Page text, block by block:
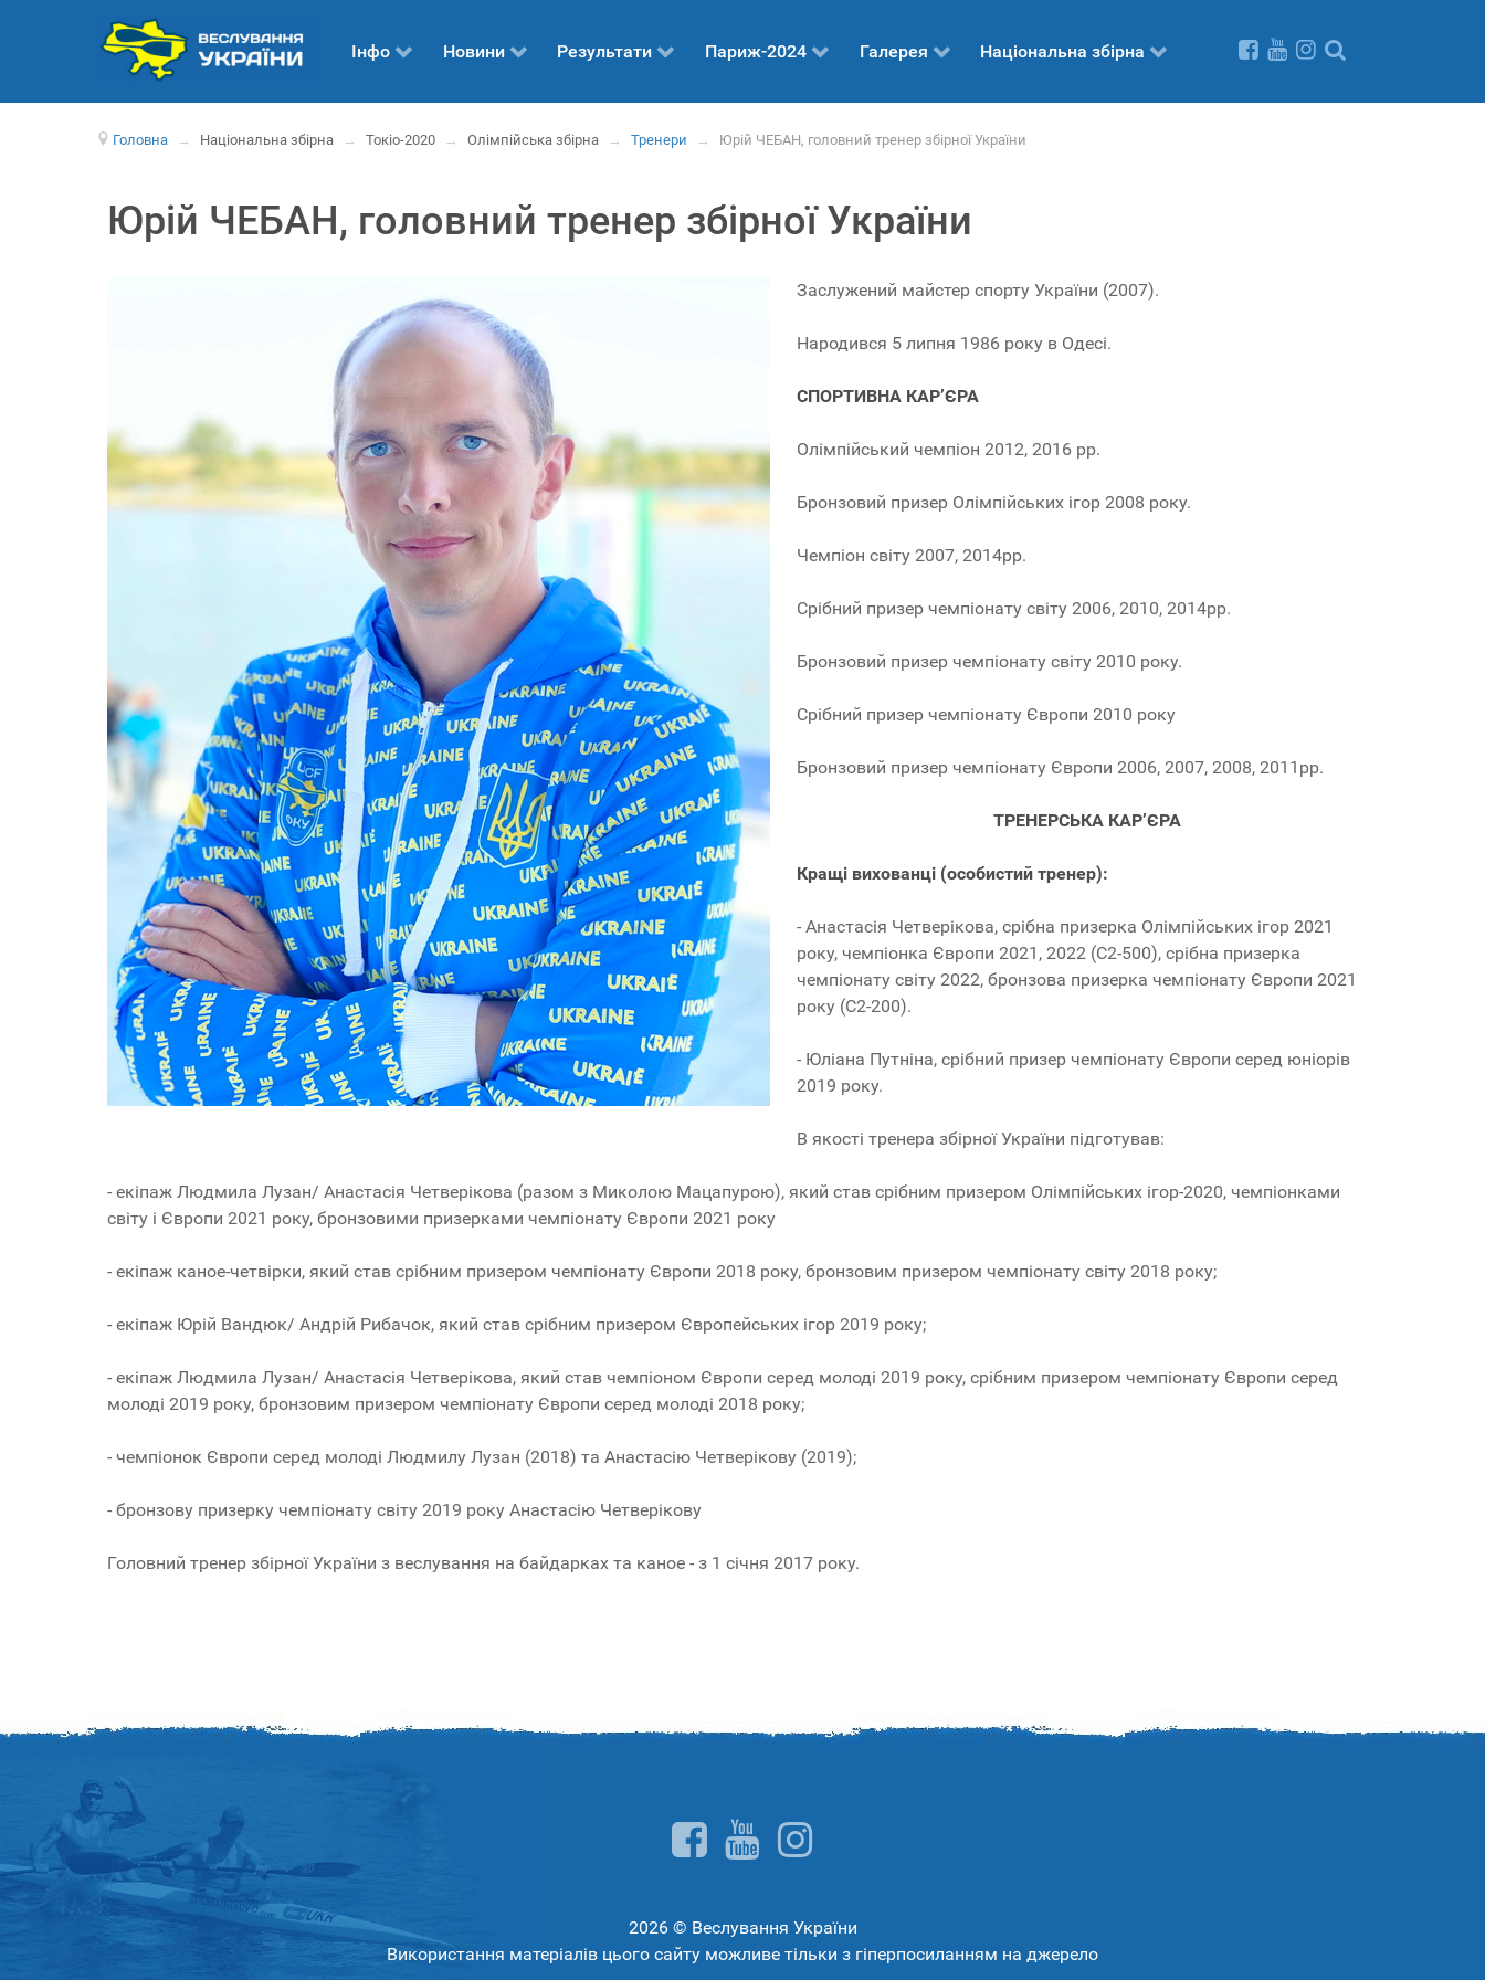
Інфо Новини Результати Париж-2024 Галерея Національна збірна
Головна → Національна збірна → Токіо-2020 → Олімпійська збірна → Тренери → Юрій ЧЕБАН, головний тренер збірної України
Юрій ЧЕБАН, головний тренер збірної України
Заслужений майстер спорту України (2007).
Народився 5 липня 1986 року в Одесі.
СПОРТИВНА КАР’ЄРА
Олімпійський чемпіон 2012, 2016 рр.
Бронзовий призер Олімпійських ігор 2008 року.
Чемпіон світу 2007, 2014рр.
Срібний призер чемпіонату світу 2006, 2010, 2014рр.
Бронзовий призер чемпіонату світу 2010 року.
Срібний призер чемпіонату Європи 2010 року
Бронзовий призер чемпіонату Європи 2006, 2007, 2008, 2011рр.
ТРЕНЕРСЬКА КАР’ЄРА
Кращі вихованці (особистий тренер):
- Анастасія Четверікова, срібна призерка Олімпійських ігор 2021
року, чемпіонка Європи 2021, 2022 (С2-500), срібна призерка
чемпіонату світу 2022, бронзова призерка чемпіонату Європи 2021
року (С2-200).
- Юліана Путніна, срібний призер чемпіонату Європи серед юніорів
2019 року.
В якості тренера збірної України підготував:
- екіпаж Людмила Лузан/ Анастасія Четверікова (разом з Миколою Мацапурою), який став срібним призером Олімпійських ігор-2020, чемпіонками
світу і Європи 2021 року, бронзовими призерками чемпіонату Європи 2021 року
- екіпаж каное-четвірки, який став срібним призером чемпіонату Європи 2018 року, бронзовим призером чемпіонату світу 2018 року;
- екіпаж Юрій Вандюк/ Андрій Рибачок, який став срібним призером Європейських ігор 2019 року;
- екіпаж Людмила Лузан/ Анастасія Четверікова, який став чемпіоном Європи серед молоді 2019 року, срібним призером чемпіонату Європи серед
молоді 2019 року, бронзовим призером чемпіонату Європи серед молоді 2018 року;
- чемпіонок Європи серед молоді Людмилу Лузан (2018) та Анастасію Четверікову (2019);
- бронзову призерку чемпіонату світу 2019 року Анастасію Четверікову
Головний тренер збірної України з веслування на байдарках та каное - з 1 січня 2017 року.
2026 © Веслування України
Використання матеріалів цього сайту можливе тільки з гіперпосиланням на джерело